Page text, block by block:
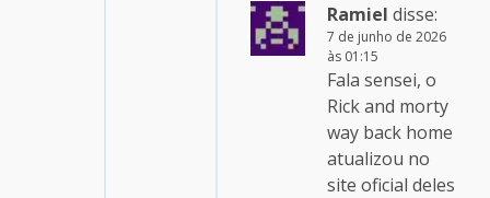
Ramiel disse:
7 de junho de 2026
às 01:15
Fala sensei, o
Rick and morty
way back home
atualizou no
site oficial deles